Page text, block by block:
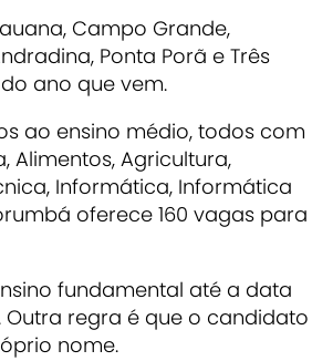
Campo Grande,
Ponta Porã e Três
ano que vem.
ao ensino médio, todos com
Alimentos, Agricultura,
Informática, Informática
oferece 160 vagas para
fundamental até a data
Outra regra é que o candidato
nome.